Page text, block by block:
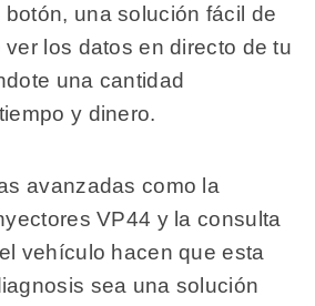
una solución fácil de
los datos en directo de tu
una cantidad
y dinero.
avanzadas como la
VP44 y la consulta
vehículo hacen que esta
sea una solución